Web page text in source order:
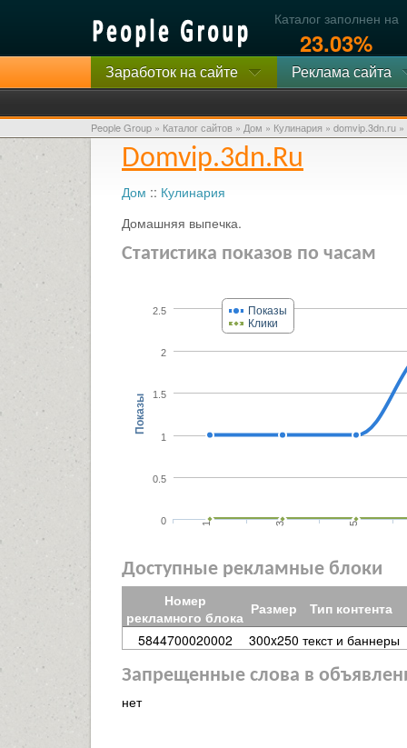
Каталог заполнен на
23.03%
Заработок на сайте Реклама сайта
People Group » Каталог сайтов » Дом » Кулинария » domvip.3dn.ru »
Domvip.3dn.ru
Дом :: Кулинария
Домашняя выпечка.
Статистика показов по часам
Показы
Показы
Клики
1 3 5
0
0.5
1
1.5
2
2.5
Доступные рекламные блоки
Номер
рекламного блока Размер Тип контента
5844700020002 300x250 текст и баннеры
Запрещенные слова в
нет